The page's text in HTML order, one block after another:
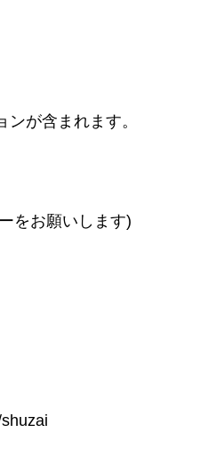
が含まれます。
をお願いします)